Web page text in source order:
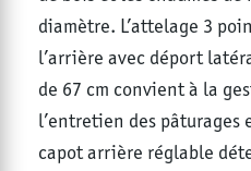
diamètre. L’attelage 3
l’arrière avec déport
de 67 cm convient à la
l’entretien des pâturages
capot arrière réglable